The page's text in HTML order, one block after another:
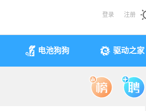
登录 注册
电池狗狗 驱动之家